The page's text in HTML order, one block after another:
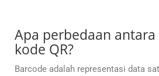
Apa perbedaan
kode QR?
Barcode adalah representasi data